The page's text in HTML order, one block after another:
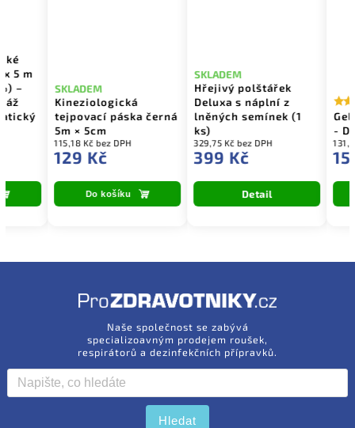
5 m
–
Kineziologická
tejpovací páska černá
5m × 5cm
SKLADEM
115,18 Kč bez DPH
129 Kč
Do košíku
Hřejivý polštářek
Deluxa s náplní z
lněných semínek (1
ks)
SKLADEM
329,75 Kč bez DPH
399 Kč
Detail
-
Naše společnost se zabývá
specializoavným prodejem roušek,
respirátorů a dezinfekčních přípravků.
Hledat